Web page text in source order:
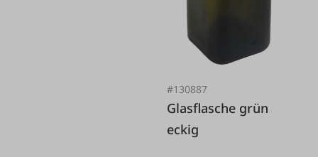
#130887
Glasflasche grün
eckig